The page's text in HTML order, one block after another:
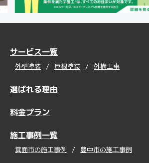
サービス一覧
外壁塗装 屋根塗装 外構工事
選ばれる理由
料金プラン
施工事例一覧
箕面市の施工事例 豊中市の施工事例